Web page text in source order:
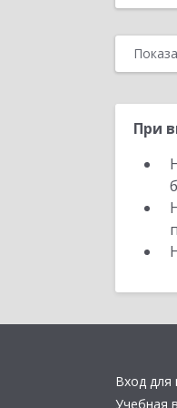
При
Вход для
Учебная